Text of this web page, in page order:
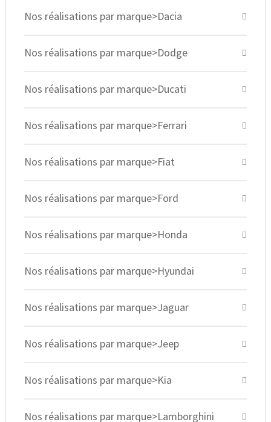
Nos réalisations par marque>Dacia
Nos réalisations par marque>Dodge
Nos réalisations par marque>Ducati
Nos réalisations par marque>Ferrari
Nos réalisations par marque>Fiat
Nos réalisations par marque>Ford
Nos réalisations par marque>Honda
Nos réalisations par marque>Hyundai
Nos réalisations par marque>Jaguar
Nos réalisations par marque>Jeep
Nos réalisations par marque>Kia
Nos réalisations par marque>Lamborghini